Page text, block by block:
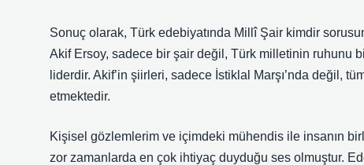
Sonuç olarak, Türk edebiyatında Millî Şair kimdir
Akif Ersoy, sadece bir şair değil, Türk milletinin ruhunu
liderdir. Akif’in şiirleri, sadece İstiklal Marşı’nda değil,
etmektedir.
Kişisel gözlemlerim ve içimdeki mühendis ile insanın
zor zamanlarda en çok ihtiyaç duyduğu ses olmuştur.